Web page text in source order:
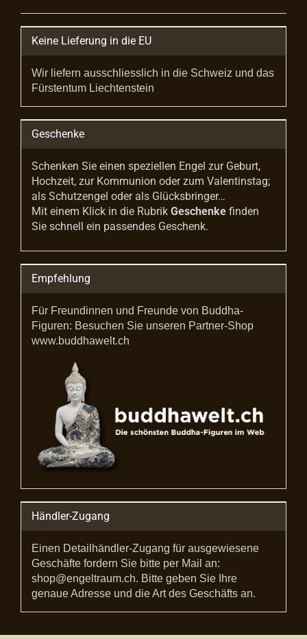
Keine Lieferung in die EU
Wir liefern ausschliesslich in die Schweiz und das
Fürstentum Liechtenstein
Geschenke
Schenken Sie einen speziellen Engel zur Geburt,
Hochzeit, zur Kommunion oder zum Valentinstag;
als Schutzengel oder als Glücksbringer…
Mit einem Klick in die Rubrik Geschenke finden
Sie schnell ein passendes Geschenk.
Empfehlung
Für Freundinnen und Freunde von Buddha-
Figuren: Besuchen Sie unseren Partner-Shop
www.buddhawelt.ch
Händler-Zugang
Einen Detailhändler-Zugang für ausgewiesene
Geschäfte fordern Sie bitte per Mail an:
shop@engeltraum.ch. Bitte geben Sie Ihre
genaue Adresse und die Art des Geschäfts an.